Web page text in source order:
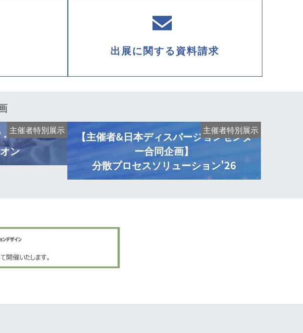
出展に関する資料請求
主催者特別展示
ン
主催者特別展示
【主催者&日本ディスパージョンセンタ
ー合同企画】
分散プロセスソリューション'26